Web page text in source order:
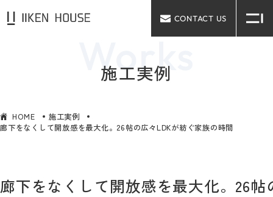
CONTACT US
施工実例
HOME
施工実例
廊下をなくして開放感を最大化。26帖の広々LDKが紡ぐ家族の時間
廊下をなくして開放感を最大化。26